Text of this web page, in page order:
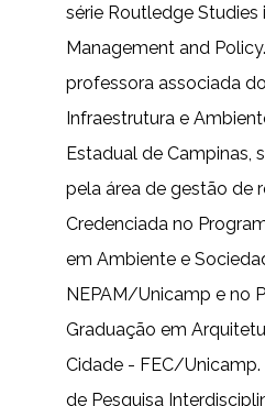
série Routledge Studies
Management and
professora associada
Infraestrutura e
Estadual de Campinas,
pela área de gestão de
Credenciada no
em Ambiente e
NEPAM/Unicamp e no
Graduação em
Cidade - FEC/
de Pesquisa